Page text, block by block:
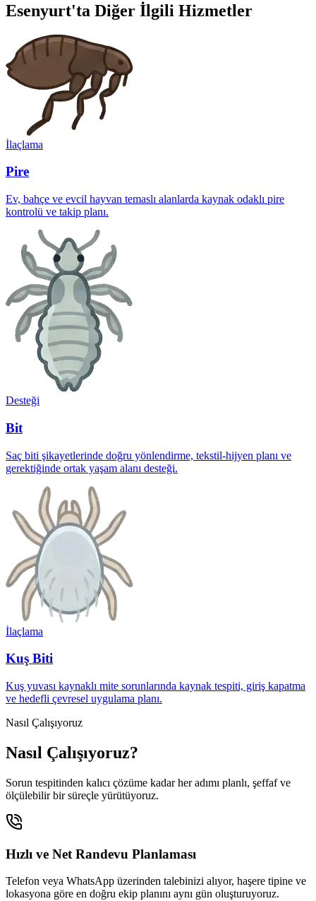
Esenyurt'ta Diğer İlgili Hizmetler
İlaçlama
Pire
Ev, bahçe ve evcil hayvan temaslı alanlarda kaynak odaklı pire
kontrolü ve takip planı.
Desteği
Bit
Saç biti şikayetlerinde doğru yönlendirme, tekstil-hijyen planı ve
gerektiğinde ortak yaşam alanı desteği.
İlaçlama
Kuş Biti
Kuş yuvası kaynaklı mite sorunlarında kaynak tespiti, giriş kapatma
ve hedefli çevresel uygulama planı.
Nasıl Çalışıyoruz
Nasıl Çalışıyoruz?
Sorun tespitinden kalıcı çözüme kadar her adımı planlı, şeffaf ve
ölçülebilir bir süreçle yürütüyoruz.
Hızlı ve Net Randevu Planlaması
Telefon veya WhatsApp üzerinden talebinizi alıyor, haşere tipine ve
lokasyona göre en doğru ekip planını aynı gün oluşturuyoruz.